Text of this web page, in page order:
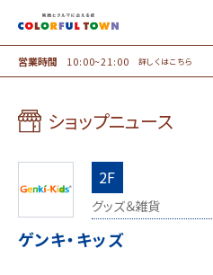
営業時間 10:00~21:00 詳しくはこちら
ショップニュース
2F
グッズ＆雑貨
ゲンキ・キッズ